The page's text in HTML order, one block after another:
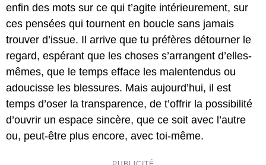
enfin des mots sur ce qui t’agite intérieurement, sur
ces pensées qui tournent en boucle sans jamais
trouver d’issue. Il arrive que tu préfères détourner le
regard, espérant que les choses s’arrangent d’elles-
mêmes, que le temps efface les malentendus ou
adoucisse les blessures. Mais aujourd’hui, il est
temps d’oser la transparence, de t’offrir la possibilité
d’ouvrir un espace sincère, que ce soit avec l’autre
ou, peut-être plus encore, avec toi-même.